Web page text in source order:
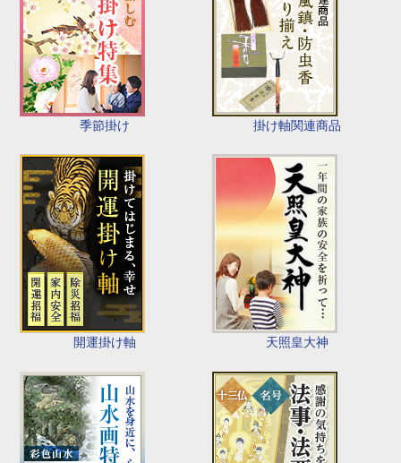
季節掛け 掛け軸関連商品
開運掛け軸 天照皇大神